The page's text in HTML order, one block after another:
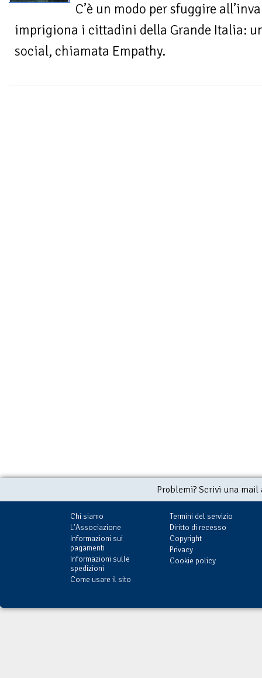
C’è un modo per sfuggire
imprigiona i cittadini della Grande Italia:
social, chiamata Empathy.
Problemi? Scrivi una
Chi siamo
L'Associazione
Informazioni sui
pagamenti
Informazioni sulle
spedizioni
Come usare il sito
Termini del servizio
Diritto di recesso
Copyright
Privacy
Cookie policy